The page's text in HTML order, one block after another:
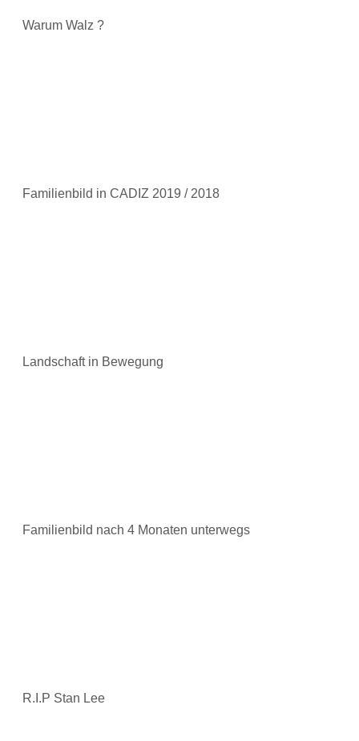
Warum Walz ?
Familienbild in CADIZ 2019 / 2018
Landschaft in Bewegung
Familienbild nach 4 Monaten unterwegs
R.I.P Stan Lee